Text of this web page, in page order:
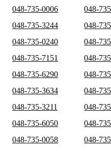
048-735-0006 048-
048-735-3244
048-
048-735-0240
048-
048-735-7151
048-
048-735-6290
048-
048-735-3634
048-
048-735-3211
048-
048-735-6050
048-
048-735-0058
048-